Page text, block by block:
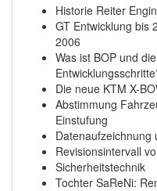
Historie Reiter
GT Entwicklung bis
2006
Was ist BOP und
Die neue KTM X-
Abstimmung
Einstufung
Datenaufzeichnung
Revisionsintervall
Sicherheitstechnik
Tochter SaReNi: